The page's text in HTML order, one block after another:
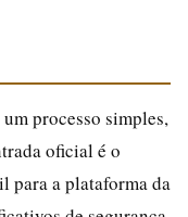
processo simples,
oficial é o
para a plataforma da